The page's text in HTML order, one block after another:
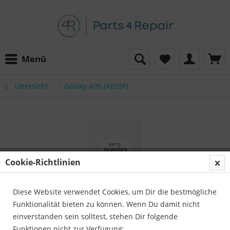
Menü
Übersicht Galaxy A05 (A055F)
Cookie-Richtlinien
Diese Website verwendet Cookies, um Dir die bestmögliche
Funktionalität bieten zu können. Wenn Du damit nicht
einverstanden sein solltest, stehen Dir folgende